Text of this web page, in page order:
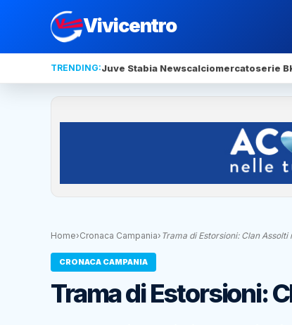
Vivicentro
TRENDING:Juve Stabia Newscalciomercatoserie
Home›Cronaca Campania› Trama di Estorsioni: Clan
CRONACA CAMPANIA
Trama di Estorsioni: